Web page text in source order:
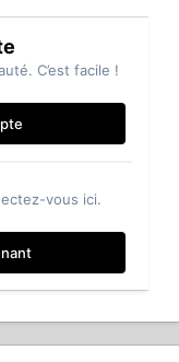
C’est facile !
vous ici.